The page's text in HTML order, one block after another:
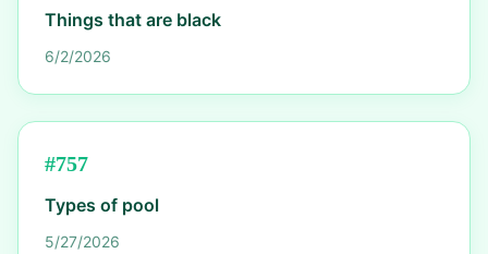
Things that are black
6/2/2026
#757
Types of pool
5/27/2026